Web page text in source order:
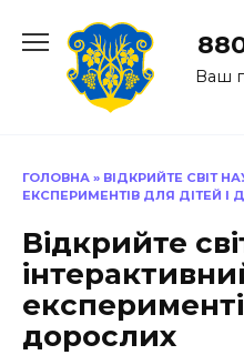
до
Ваш
ГОЛОВНА » ВІДКРИЙТЕ СВІТ
ЕКСПЕРИМЕНТІВ ДЛЯ ДІТЕЙ І
Відкрийте
дорослих